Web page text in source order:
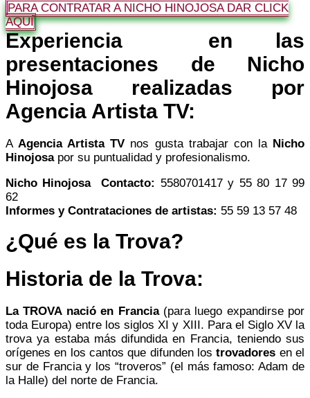
PARA CONTRATAR A NICHO HINOJOSA DAR CLICK
AQUÍ
Experiencia en las
presentaciones de Nicho
Hinojosa realizadas por
Agencia Artista TV:
A Agencia Artista TV nos gusta trabajar con la Nicho
Hinojosapor su puntualidad y profesionalismo.
Nicho HinojosaContacto: 5580701417 y 55 80 17 99
62
Informes y Contrataciones de artistas: 55 59 13 57 48
¿Qué es la Trova?
Historia de la Trova:
La TROVA nació en Francia(para luego expandirse por
toda Europa) entre los siglos XI y XIII. Para el Siglo XV la
trova ya estaba más difundida en Francia, teniendo sus
orígenes en los cantos que difunden lostrovadores en el
sur de Francia y los “troveros” (el más famoso: Adam de
la Halle) del norte de Francia.